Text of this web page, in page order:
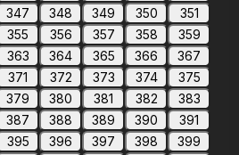
347 348 349 350
351
355 356 357 358
359
363 364 365 366
367
371 372 373 374
375
379 380 381 382
383
387 388 389 390
391
395 396 397 398 399